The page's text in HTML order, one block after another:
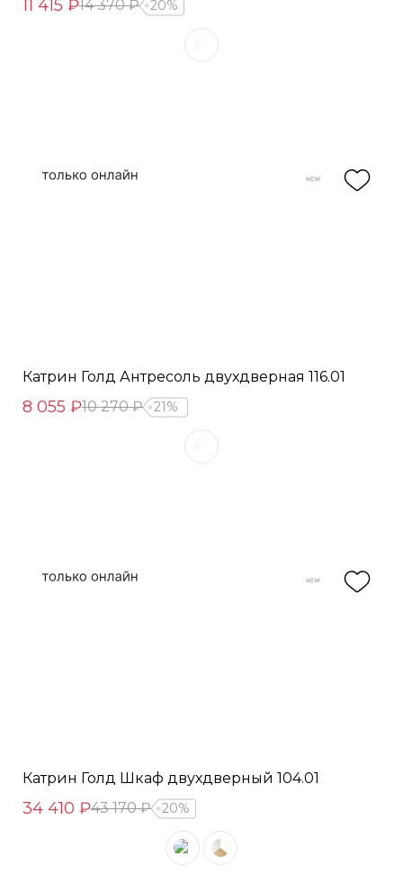
11 415 ₽14 370 ₽ 20%
Катрин Голд Антресоль двухдверная 116.01
8 055 ₽10 270 ₽ 21%
Катрин Голд Шкаф двухдверный 104.01
34 410 ₽43 170 ₽ 20%